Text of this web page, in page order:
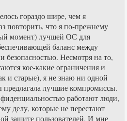
гораздо шире, чем я
повторить, что я по-прежнему
момент) лучшей ОС для
баланс между
безопасностью. Несмотря на то,
кое-какие ограничения и
и старые), я не знаю ни одной
предлагала лучшие компромиссы.
работают люди,
делу, которые не перестают
защите пользователей. И мне